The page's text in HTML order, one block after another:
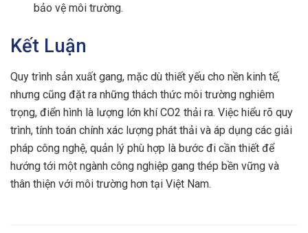
bảo vệ môi trường.
Kết Luận
Quy trình sản xuất gang, mặc dù thiết yếu cho nền kinh tế,
nhưng cũng đặt ra những thách thức môi trường nghiêm
trọng, điển hình là lượng lớn khí CO2 thải ra. Việc hiểu rõ quy
trình, tính toán chính xác lượng phát thải và áp dụng các giải
pháp công nghệ, quản lý phù hợp là bước đi cần thiết để
hướng tới một ngành công nghiệp gang thép bền vững và
thân thiện với môi trường hơn tại Việt Nam.